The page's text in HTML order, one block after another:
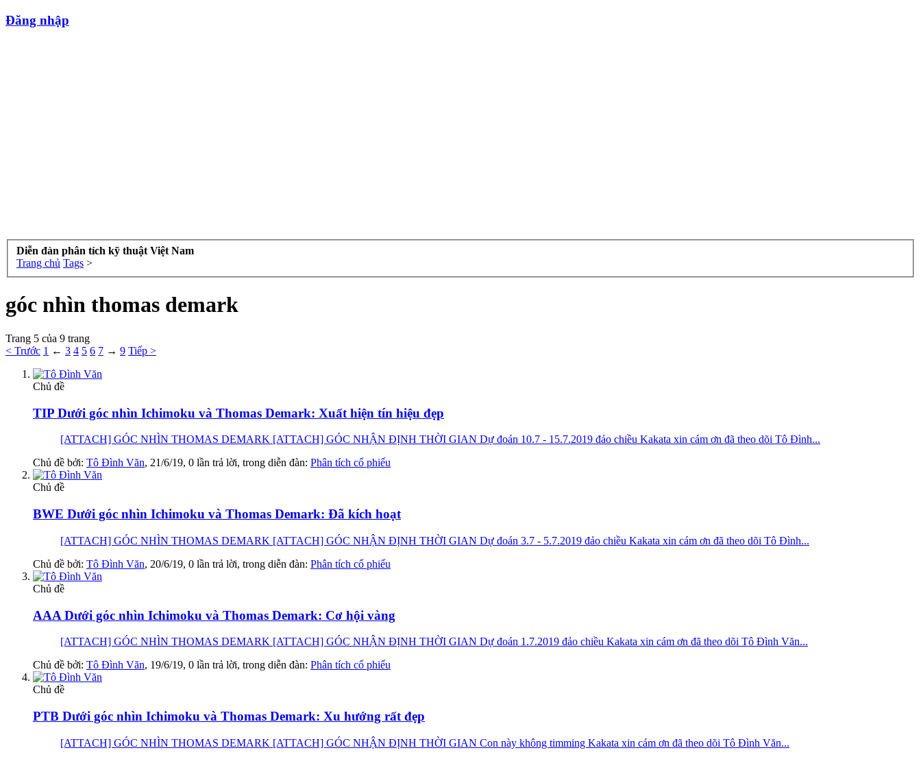
Đăng nhập
Diễn đàn phân tích kỹ thuật Việt Nam
Trang chủ Tags >
góc nhìn thomas demark
Trang 5 của 9 trang
< Trước 1 ← 3 4 5 6 7 → 9 Tiếp >
Chủ đề
TIP Dưới góc nhìn Ichimoku và Thomas Demark: Xuất hiện tín hiệu đẹp
[ATTACH] GÓC NHÌN THOMAS DEMARK [ATTACH] GÓC NHẬN ĐỊNH THỜI GIAN Dự đoán 10.7 - 15.7.2019 đảo chiều Kakata xin cám ơn đã theo dõi Tô Đình...
Chủ đề bởi: Tô Đình Văn, 21/6/19, 0 lần trả lời, trong diễn đàn: Phân tích cổ phiếu
Chủ đề
BWE Dưới góc nhìn Ichimoku và Thomas Demark: Đã kích hoạt
[ATTACH] GÓC NHÌN THOMAS DEMARK [ATTACH] GÓC NHẬN ĐỊNH THỜI GIAN Dự đoán 3.7 - 5.7.2019 đảo chiều Kakata xin cám ơn đã theo dõi Tô Đình...
Chủ đề bởi: Tô Đình Văn, 20/6/19, 0 lần trả lời, trong diễn đàn: Phân tích cổ phiếu
Chủ đề
AAA Dưới góc nhìn Ichimoku và Thomas Demark: Cơ hội vàng
[ATTACH] GÓC NHÌN THOMAS DEMARK [ATTACH] GÓC NHẬN ĐỊNH THỜI GIAN Dự đoán 1.7.2019 đảo chiều Kakata xin cám ơn đã theo dõi Tô Đình Văn...
Chủ đề bởi: Tô Đình Văn, 19/6/19, 0 lần trả lời, trong diễn đàn: Phân tích cổ phiếu
Chủ đề
PTB Dưới góc nhìn Ichimoku và Thomas Demark: Xu hướng rất đẹp
[ATTACH] GÓC NHÌN THOMAS DEMARK [ATTACH] GÓC NHẬN ĐỊNH THỜI GIAN Con này không timming Kakata xin cám ơn đã theo dõi Tô Đình Văn...